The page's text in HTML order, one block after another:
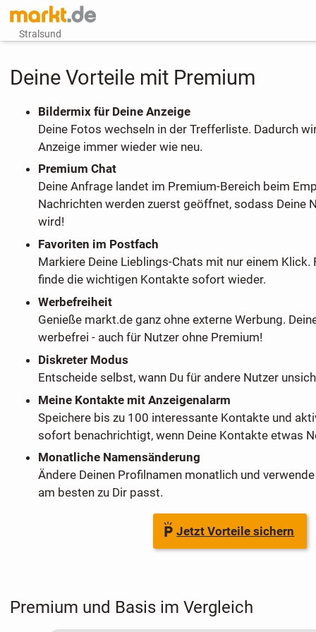
Stralsund
Deine Vorteile mit Premium
Bildermix für Deine Anzeige
Deine Fotos wechseln in der Trefferliste. Dadurch
Anzeige immer wieder wie neu.
Premium Chat
Deine Anfrage landet im Premium-Bereich beim
Nachrichten werden zuerst geöffnet, sodass Deine
wird!
Favoriten im Postfach
Markiere Deine Lieblings-Chats mit nur einem Klick.
finde die wichtigen Kontakte sofort wieder.
Werbefreiheit
Genieße markt.de ganz ohne externe Werbung.
werbefrei - auch für Nutzer ohne Premium!
Diskreter Modus
Entscheide selbst, wann Du für andere Nutzer
Meine Kontakte mit Anzeigenalarm
Speichere bis zu 100 interessante Kontakte und
sofort benachrichtigt, wenn Deine Kontakte etwas
Monatliche Namensänderung
Ändere Deinen Profilnamen monatlich und
am besten zu Dir passt.
Jetzt Vorteile sichern
Premium und Basis im Vergleich